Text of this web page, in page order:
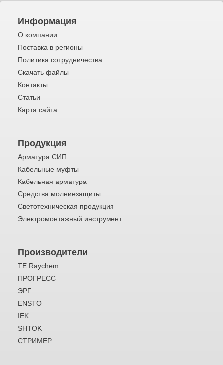
Информация
О компании
Поставка в регионы
Политика сотрудничества
Скачать файлы
Контакты
Статьи
Карта сайта
Продукция
Арматура СИП
Кабельные муфты
Кабельная арматура
Средства молниезащиты
Светотехническая продукция
Электромонтажный инструмент
Производители
TE Raychem
ПРОГРЕСС
ЭРГ
ENSTO
IEK
SHTOK
СТРИМЕР